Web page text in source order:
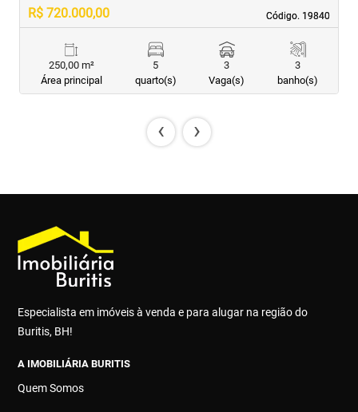
Código. 19840
Código. 19840
R$ 720.000,00
250,00 m²
Área principal
5
quarto(s)
3
Vaga(s)
3
banho(s)
‹ ›
Especialista em imóveis à venda e para alugar na região do
Buritis, BH!
A IMOBILIÁRIA BURITIS
Quem Somos